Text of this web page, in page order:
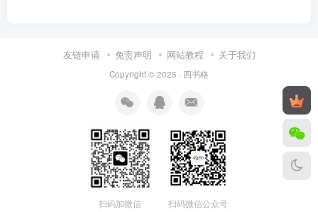
友链申请 免责声明 网站教程 关于我们
Copyright © 2025 · 四书格
扫码加微信 扫码微信公众号